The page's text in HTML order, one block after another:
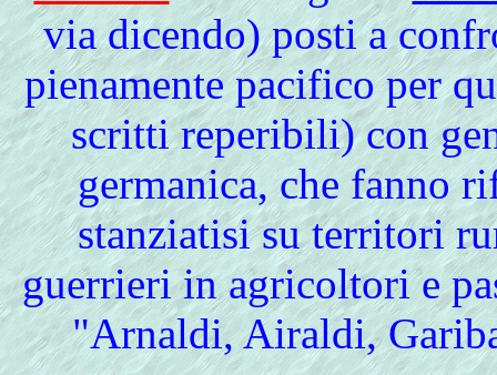
via dicendo) posti a
pienamente pacifico per
scritti reperibili) con
germanica, che fanno
stanziatisi su territori
guerrieri in agricoltori e
"Arnaldi, Airaldi,